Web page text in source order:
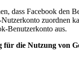
dass Facebook den
zuordnen
Benutzerkonto aus.
für die Nutzung von